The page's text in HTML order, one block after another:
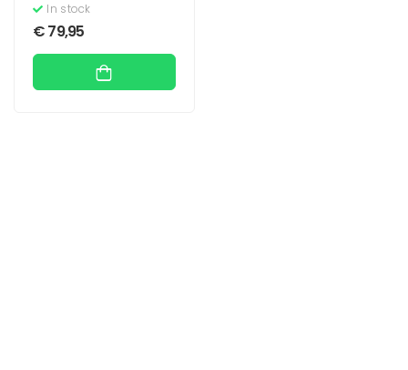
Console 250 GB –
Zwart
In stock
€79,95